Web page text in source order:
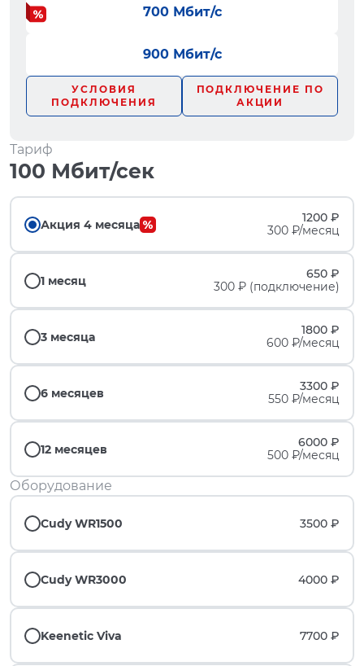
700 Мбит/с
900 Мбит/с
УСЛОВИЯ
ПОДКЛЮЧЕНИЯ
ПОДКЛЮЧЕНИЕ ПО
АКЦИИ
Тариф
100 Мбит/сек
Акция 4 месяца
1200 ₽
300 ₽/месяц
1 месяц
650 ₽
300 ₽ (подключение)
3 месяца
1800 ₽
600 ₽/месяц
6 месяцев
3300 ₽
550 ₽/месяц
12 месяцев
6000 ₽
500 ₽/месяц
Оборудование
Cudy WR1500 3500 ₽
Cudy WR3000 4000 ₽
Keenetic Viva 7700 ₽